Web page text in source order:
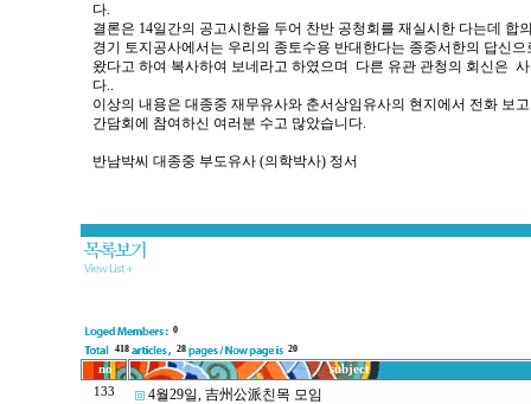
다.
결론은 14일간의 공고시한을 두어 찬반 공청회를 재실시한 다는데 합
경기 토지공사에서는 우리의 종토수용 반대한다는 종중서한의 답신
왔다고 하여 복사하여 보네라고 하였으며 다른 유관 관청의 회신은
다..
이상의 내용은 대종중 재무유사와 춘서상임유사의 현지에서 전화 보
간담회에 참여하신 여러분 수고 많았습니다.
반남박씨 대종중 부도유사 (의학박사) 정서
0
418
28 20
no
subject
133
4월29일, 吉州公派친목 모임